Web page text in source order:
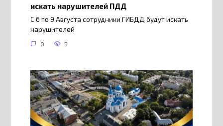
искать нарушителей ПДД
С 6 по 9 Августа сотрудники ГИБДД будут искать
нарушителей
0 5